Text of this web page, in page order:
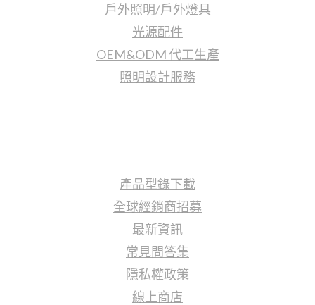
戶外照明/戶外燈具
光源配件
OEM&ODM 代工生產
照明設計服務
產品型錄下載
全球經銷商招募
最新資訊
常見問答集
隱私權政策
線上商店